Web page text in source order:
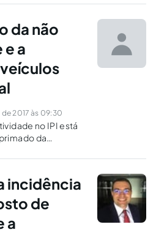
judicial desta e outras
da não
a
2017 às 09:30
no IPI está
da
incidência
de
a